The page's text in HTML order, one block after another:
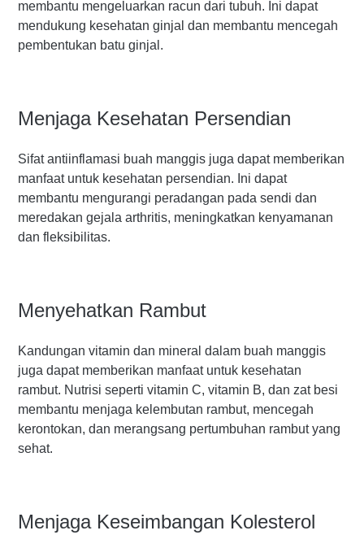
membantu mengeluarkan racun dari tubuh. Ini dapat
mendukung kesehatan ginjal dan membantu mencegah
pembentukan batu ginjal.
Menjaga Kesehatan Persendian
Sifat antiinflamasi buah manggis juga dapat memberikan
manfaat untuk kesehatan persendian. Ini dapat
membantu mengurangi peradangan pada sendi dan
meredakan gejala arthritis, meningkatkan kenyamanan
dan fleksibilitas.
Menyehatkan Rambut
Kandungan vitamin dan mineral dalam buah manggis
juga dapat memberikan manfaat untuk kesehatan
rambut. Nutrisi seperti vitamin C, vitamin B, dan zat besi
membantu menjaga kelembutan rambut, mencegah
kerontokan, dan merangsang pertumbuhan rambut yang
sehat.
Menjaga Keseimbangan Kolesterol